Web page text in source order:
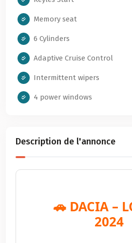
Memory seat
6 Cylinders
Adaptive Cruise Control
Intermittent wipers
4 power windows
Description de l'annonce
🚗 DACIA –
2024